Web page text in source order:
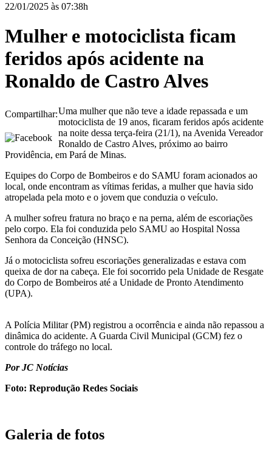
22/01/2025 às 07:38h
Mulher e motociclista ficam
feridos após acidente na
Ronaldo de Castro Alves
Compartilhar:Uma mulher que não teve a idade repassada e um
motociclista de 19 anos, ficaram feridos após acidente
na noite dessa terça-feira (21/1), na Avenida Vereador
Ronaldo de Castro Alves, próximo ao bairro
Providência, em Pará de Minas.
Equipes do Corpo de Bombeiros e do SAMU foram acionados ao
local, onde encontram as vítimas feridas, a mulher que havia sido
atropelada pela moto e o jovem que conduzia o veículo.
A mulher sofreu fratura no braço e na perna, além de escoriações
pelo corpo. Ela foi conduzida pelo SAMU ao Hospital Nossa
Senhora da Conceição (HNSC).
Já o motociclista sofreu escoriações generalizadas e estava com
queixa de dor na cabeça. Ele foi socorrido pela Unidade de Resgate
do Corpo de Bombeiros até a Unidade de Pronto Atendimento
(UPA).
A Polícia Militar (PM) registrou a ocorrência e ainda não repassou a
dinâmica do acidente. A Guarda Civil Municipal (GCM) fez o
controle do tráfego no local.
Por JC Notícias
Foto: Reprodução Redes Sociais
Galeria de fotos